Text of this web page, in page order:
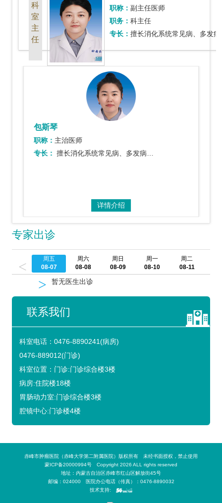
科
室
主
任
职称： 副主任医师
职务： 科主任
专长： 擅长消化系统常见病、多发病诊治及疑难、危重疾病救治；消化内镜方面常
包斯琴
职称： 主治医师
专长： 擅长消化系统常见病、多发病诊治。熟练掌握胃镜、结肠镜检查及胃肠道息肉的内镜下治疗…
详情介绍
专家出诊
<
周五
08-07
周六
08-08
周日
08-09
周一
08-10
周二
08-11
> 暂无医生出诊
联系我们
科室电话： 0476-8890241(病房)
0476-889012(门诊)
科室位置： 门诊:门诊综合楼3楼
病房:住院楼18楼
胃肠动力室:门诊综合楼3楼
腔镜中心:门诊楼4楼
赤峰市肿瘤医院（赤峰大学第二附属医院）版权所有 未经书面授权，禁止使用
蒙ICP备20000994号 Copyright 2026 ALL rights reserved
地址：内蒙古自治区赤峰市红山区解放街45号
邮编：024000 医院办公电话（传真）：0476-8890032
技术支持: